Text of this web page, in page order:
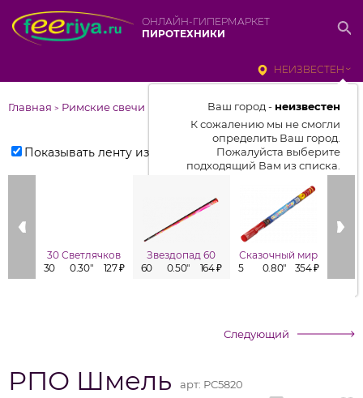
ОНЛАЙН-ГИПЕРМАРКЕТ
ПИРОТЕХНИКИ
НЕИЗВЕСТЕН
Ваш город - неизвестен
К сожалению мы не смогли
определить Ваш город.
Пожалуйста выберите
подходящий Вам из списка.
Выбрать город
От выбранного города зависит
отображаемый ассортимент,
цены, наличие и условия
доставки
Главная > Римские свечи
Показывать ленту изделий
30 Светлячков
30
0.30" 127 ₽
Звездопад 60
60
0.50" 164 ₽
Сказочный мир
5
0.80" 354 ₽
Следующий
РПО Шмель арт: РС5820